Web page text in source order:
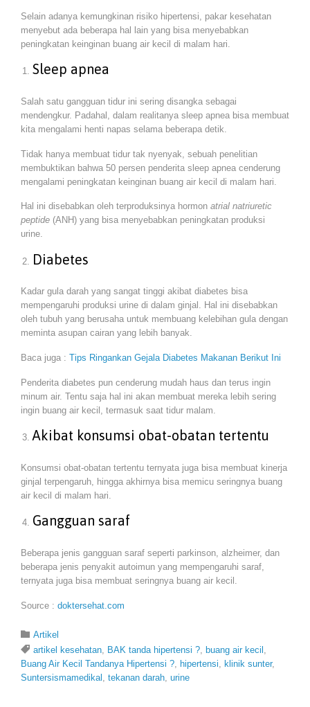
Selain adanya kemungkinan risiko hipertensi, pakar kesehatan
menyebut ada beberapa hal lain yang bisa menyebabkan
peningkatan keinginan buang air kecil di malam hari.
Sleep apnea
Salah satu gangguan tidur ini sering disangka sebagai
mendengkur. Padahal, dalam realitanya sleep apnea bisa membuat
kita mengalami henti napas selama beberapa detik.
Tidak hanya membuat tidur tak nyenyak, sebuah penelitian
membuktikan bahwa 50 persen penderita sleep apnea cenderung
mengalami peningkatan keinginan buang air kecil di malam hari.
Hal ini disebabkan oleh terproduksinya hormon atrial natriuretic
peptide (ANH) yang bisa menyebabkan peningkatan produksi
urine.
Diabetes
Kadar gula darah yang sangat tinggi akibat diabetes bisa
mempengaruhi produksi urine di dalam ginjal. Hal ini disebabkan
oleh tubuh yang berusaha untuk membuang kelebihan gula dengan
meminta asupan cairan yang lebih banyak.
Baca juga : Tips Ringankan Gejala Diabetes Makanan Berikut Ini
Penderita diabetes pun cenderung mudah haus dan terus ingin
minum air. Tentu saja hal ini akan membuat mereka lebih sering
ingin buang air kecil, termasuk saat tidur malam.
Akibat konsumsi obat-obatan tertentu
Konsumsi obat-obatan tertentu ternyata juga bisa membuat kinerja
ginjal terpengaruh, hingga akhirnya bisa memicu seringnya buang
air kecil di malam hari.
Gangguan saraf
Beberapa jenis gangguan saraf seperti parkinson, alzheimer, dan
beberapa jenis penyakit autoimun yang mempengaruhi saraf,
ternyata juga bisa membuat seringnya buang air kecil.
Source : doktersehat.com
 Category
Artikel
 Tags
artikel kesehatan BAK tanda hipertensi ? buang air kecil
Buang Air Kecil Tandanya Hipertensi ? hipertensi klinik sunter,
Suntersismamedikal tekanan darah urine